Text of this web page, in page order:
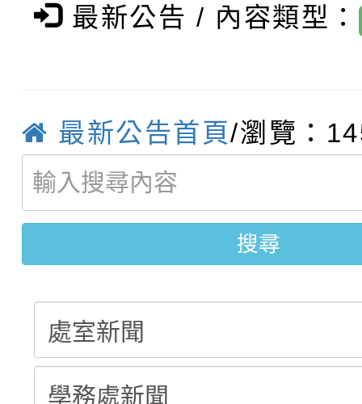
賽實施要點
比賽實施要點」
轉知：「115年金融知
畫影片一案
劇比賽實施要點」及修
表
轉知：桃園市115年度
敬師藝文競賽』實施計
【甄選結果(第11招)】
學年度第1學期第7次
【甄選結果(第3招)】
結果(第3招)
最新公告 / 內容類型：
最新公告首頁/瀏覽：
搜尋